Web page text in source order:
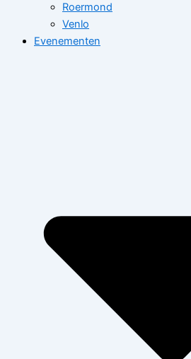
Roermond
Venlo
Evenementen